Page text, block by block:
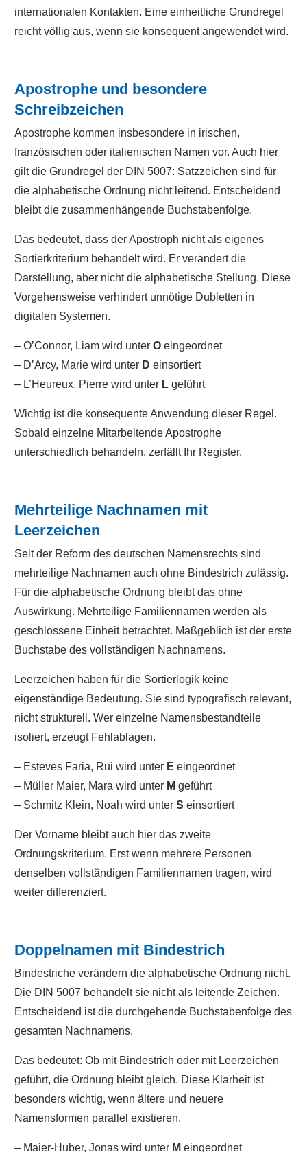
internationalen Kontakten. Eine einheitliche Grundregel
reicht völlig aus, wenn sie konsequent angewendet wird.
Apostrophe und besondere
Schreibzeichen
Apostrophe kommen insbesondere in irischen,
französischen oder italienischen Namen vor. Auch hier
gilt die Grundregel der DIN 5007: Satzzeichen sind für
die alphabetische Ordnung nicht leitend. Entscheidend
bleibt die zusammenhängende Buchstabenfolge.
Das bedeutet, dass der Apostroph nicht als eigenes
Sortierkriterium behandelt wird. Er verändert die
Darstellung, aber nicht die alphabetische Stellung. Diese
Vorgehensweise verhindert unnötige Dubletten in
digitalen Systemen.
– O’Connor, Liam wird unter O eingeordnet
– D’Arcy, Marie wird unter D einsortiert
– L’Heureux, Pierre wird unter L geführt
Wichtig ist die konsequente Anwendung dieser Regel.
Sobald einzelne Mitarbeitende Apostrophe
unterschiedlich behandeln, zerfällt Ihr Register.
Mehrteilige Nachnamen mit
Leerzeichen
Seit der Reform des deutschen Namensrechts sind
mehrteilige Nachnamen auch ohne Bindestrich zulässig.
Für die alphabetische Ordnung bleibt das ohne
Auswirkung. Mehrteilige Familiennamen werden als
geschlossene Einheit betrachtet. Maßgeblich ist der erste
Buchstabe des vollständigen Nachnamens.
Leerzeichen haben für die Sortierlogik keine
eigenständige Bedeutung. Sie sind typografisch relevant,
nicht strukturell. Wer einzelne Namensbestandteile
isoliert, erzeugt Fehlablagen.
– Esteves Faria, Rui wird unter E eingeordnet
– Müller Maier, Mara wird unter M geführt
– Schmitz Klein, Noah wird unter S einsortiert
Der Vorname bleibt auch hier das zweite
Ordnungskriterium. Erst wenn mehrere Personen
denselben vollständigen Familiennamen tragen, wird
weiter differenziert.
Doppelnamen mit Bindestrich
Bindestriche verändern die alphabetische Ordnung nicht.
Die DIN 5007 behandelt sie nicht als leitende Zeichen.
Entscheidend ist die durchgehende Buchstabenfolge des
gesamten Nachnamens.
Das bedeutet: Ob mit Bindestrich oder mit Leerzeichen
geführt, die Ordnung bleibt gleich. Diese Klarheit ist
besonders wichtig, wenn ältere und neuere
Namensformen parallel existieren.
– Maier-Huber, Jonas wird unter M eingeordnet